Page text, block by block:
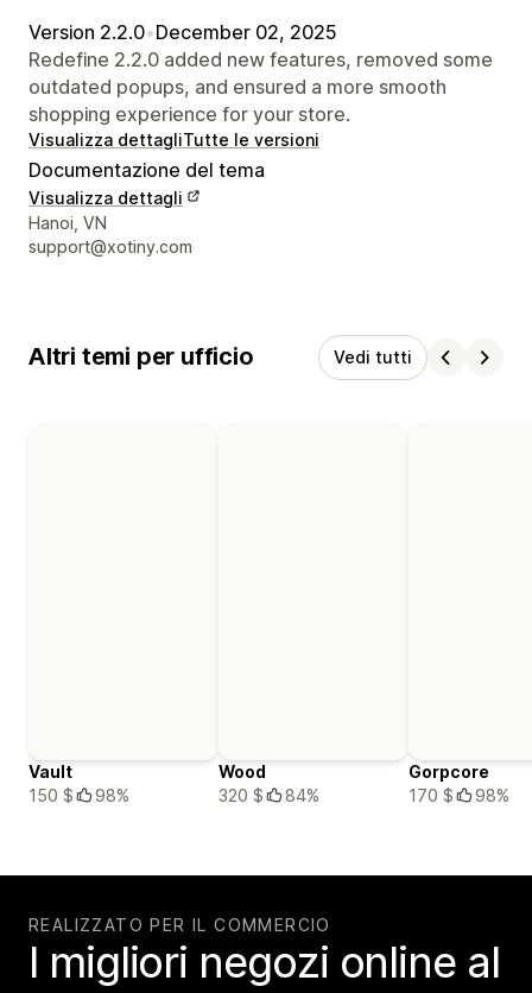
Version 2.2.0•December 02, 2025
Redefine 2.2.0 added new features, removed some
outdated popups, and ensured a more smooth
shopping experience for your store.
Visualizza dettagliTutte le versioni
Documentazione del tema
Visualizza dettagli
Recapiti del designer
Hanoi, VN
support@xotiny.com
Altri temi per ufficio Vedi tutti
Vault
150 $
98%
Wood
320 $
84%
Gorpcore
170 $
98%
REALIZZATO PER IL COMMERCIO
I migliori negozi online al